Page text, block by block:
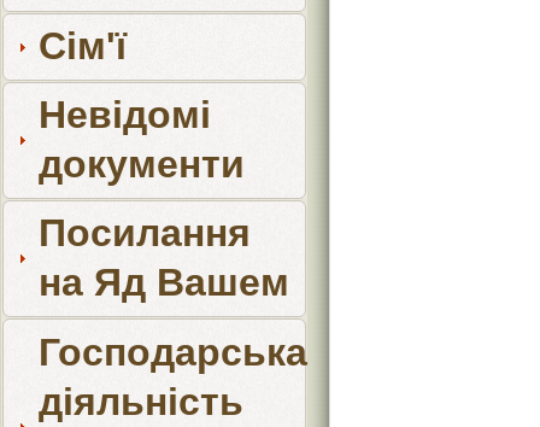
Сім'ї
Невідомі
документи
Посилання
на Яд Вашем
Господарська
діяльність